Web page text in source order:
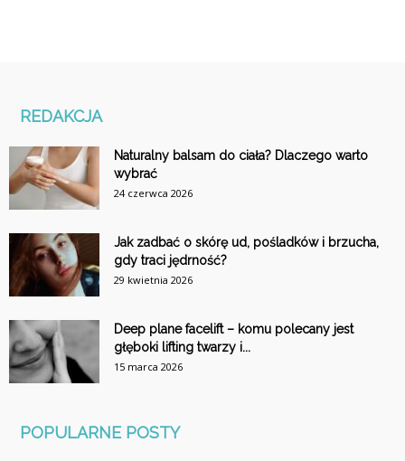
REDAKCJA
Naturalny balsam do ciała? Dlaczego warto
wybrać
24 czerwca 2026
Jak zadbać o skórę ud, pośladków i brzucha,
gdy traci jędrność?
29 kwietnia 2026
Deep plane facelift – komu polecany jest
głęboki lifting twarzy i...
15 marca 2026
POPULARNE POSTY